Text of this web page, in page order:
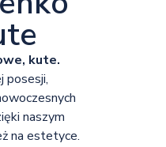
kute.
posesji,
naszym
na estetyce.